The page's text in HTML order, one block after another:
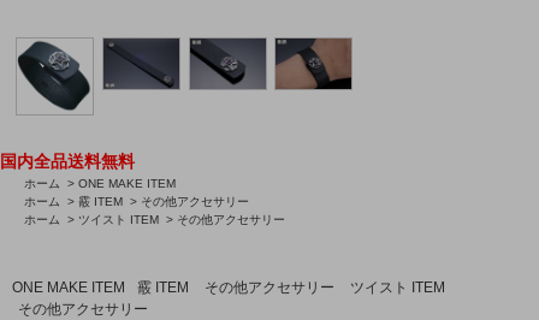
国内全品送料無料
ホーム > ONE MAKE ITEM
ホーム
> 霰 ITEM > その他アクセサリー
ホーム
> ツイスト ITEM > その他アクセサリー
ONE MAKE ITEM 霰 ITEM その他アクセサリー
ツイスト ITEM
その他アクセサリー